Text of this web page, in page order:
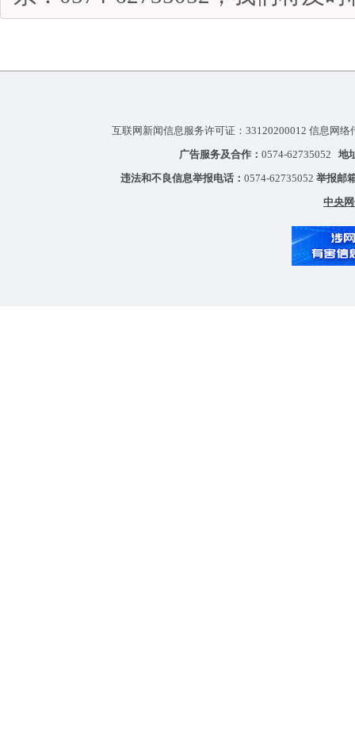
互联网新闻信息服务许可证：33120200012 信息网
广告服务及合作： 0574-62735052 地
违法和不良信息举报电话： 0574-62735052 举报邮
中央